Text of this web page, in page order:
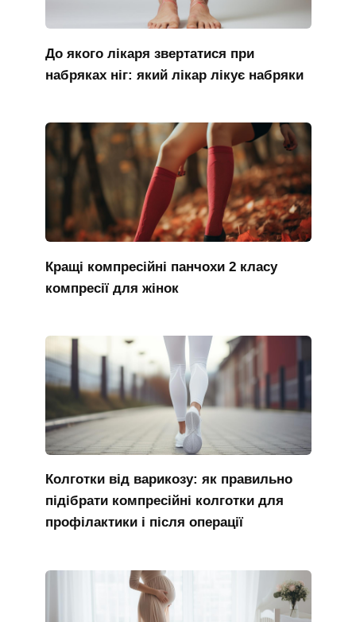
До якого лікаря звертатися при
набряках ніг: який лікар лікує набряки
Кращі компресійні панчохи 2 класу
компресії для жінок
Колготки від варикозу: як правильно
підібрати компресійні колготки для
профілактики і після операції